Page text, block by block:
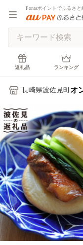
Pontaポイントでふるさと
返礼品 ランキング
長崎県波佐見町 オ